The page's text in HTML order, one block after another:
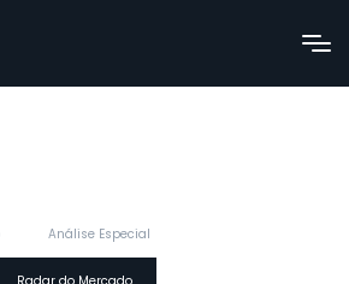
Análise Especial